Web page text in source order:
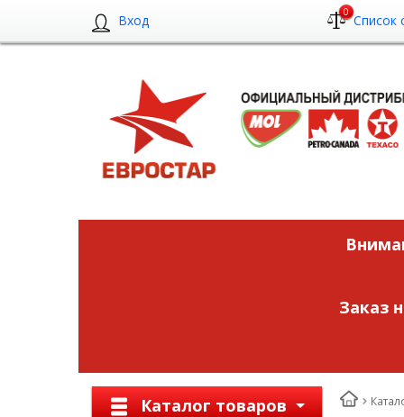
Вход 0 Список
Заказ
Каталог товаров